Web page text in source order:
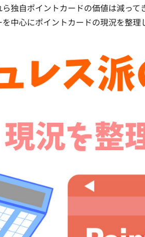
独自ポイントカードの価値は減って
中心にポイントカードの現況を整理